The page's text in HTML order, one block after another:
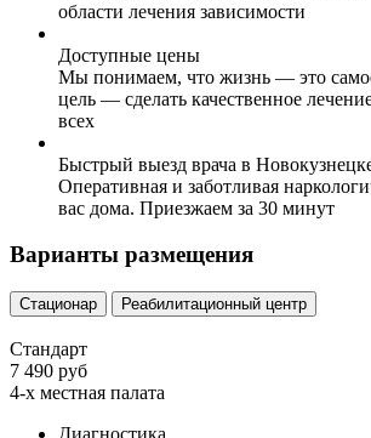
области лечения зависимости
Доступные цены
Мы понимаем, что жизнь — это
цель — сделать качественное
всех
Быстрый выезд врача в
Оперативная и заботливая
вас дома. Приезжаем за 30 минут
Варианты размещения
Стационар Реабилитационный центр
Стандарт
7 490 руб
4-х местная палата
Диагностика